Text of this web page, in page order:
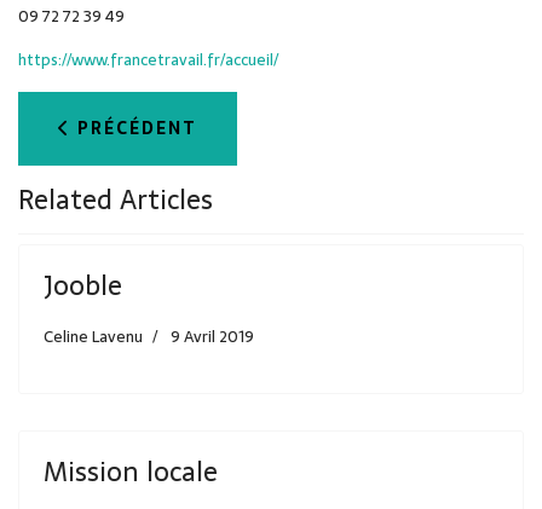
09 72 72 39 49
https://www.francetravail.fr/accueil/
ARTICLE PRÉCÉDENT : MISSION LOCALE
PRÉCÉDENT
Related Articles
Jooble
Celine Lavenu 9 Avril 2019
Mission locale